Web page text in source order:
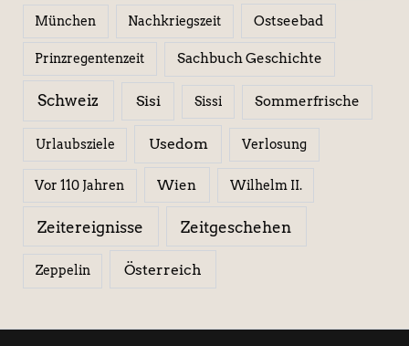
München Nachkriegszeit Ostseebad
Prinzregentenzeit Sachbuch Geschichte
Schweiz Sisi Sissi Sommerfrische
Urlaubsziele Usedom Verlosung
Vor 110 Jahren Wien Wilhelm II.
Zeitereignisse Zeitgeschehen
Zeppelin Österreich